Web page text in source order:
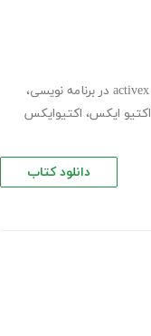
،
اکتیو ایکس، اکتیوایکس
دانلود کتاب